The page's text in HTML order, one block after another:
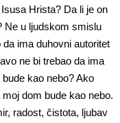
Hrista? Da li je on
Ne u ljudskom smislu
ima duhovni autoritet
ne bi trebao da ima
kao nebo? Ako
dom bude kao nebo.
radost, čistota, ljubav